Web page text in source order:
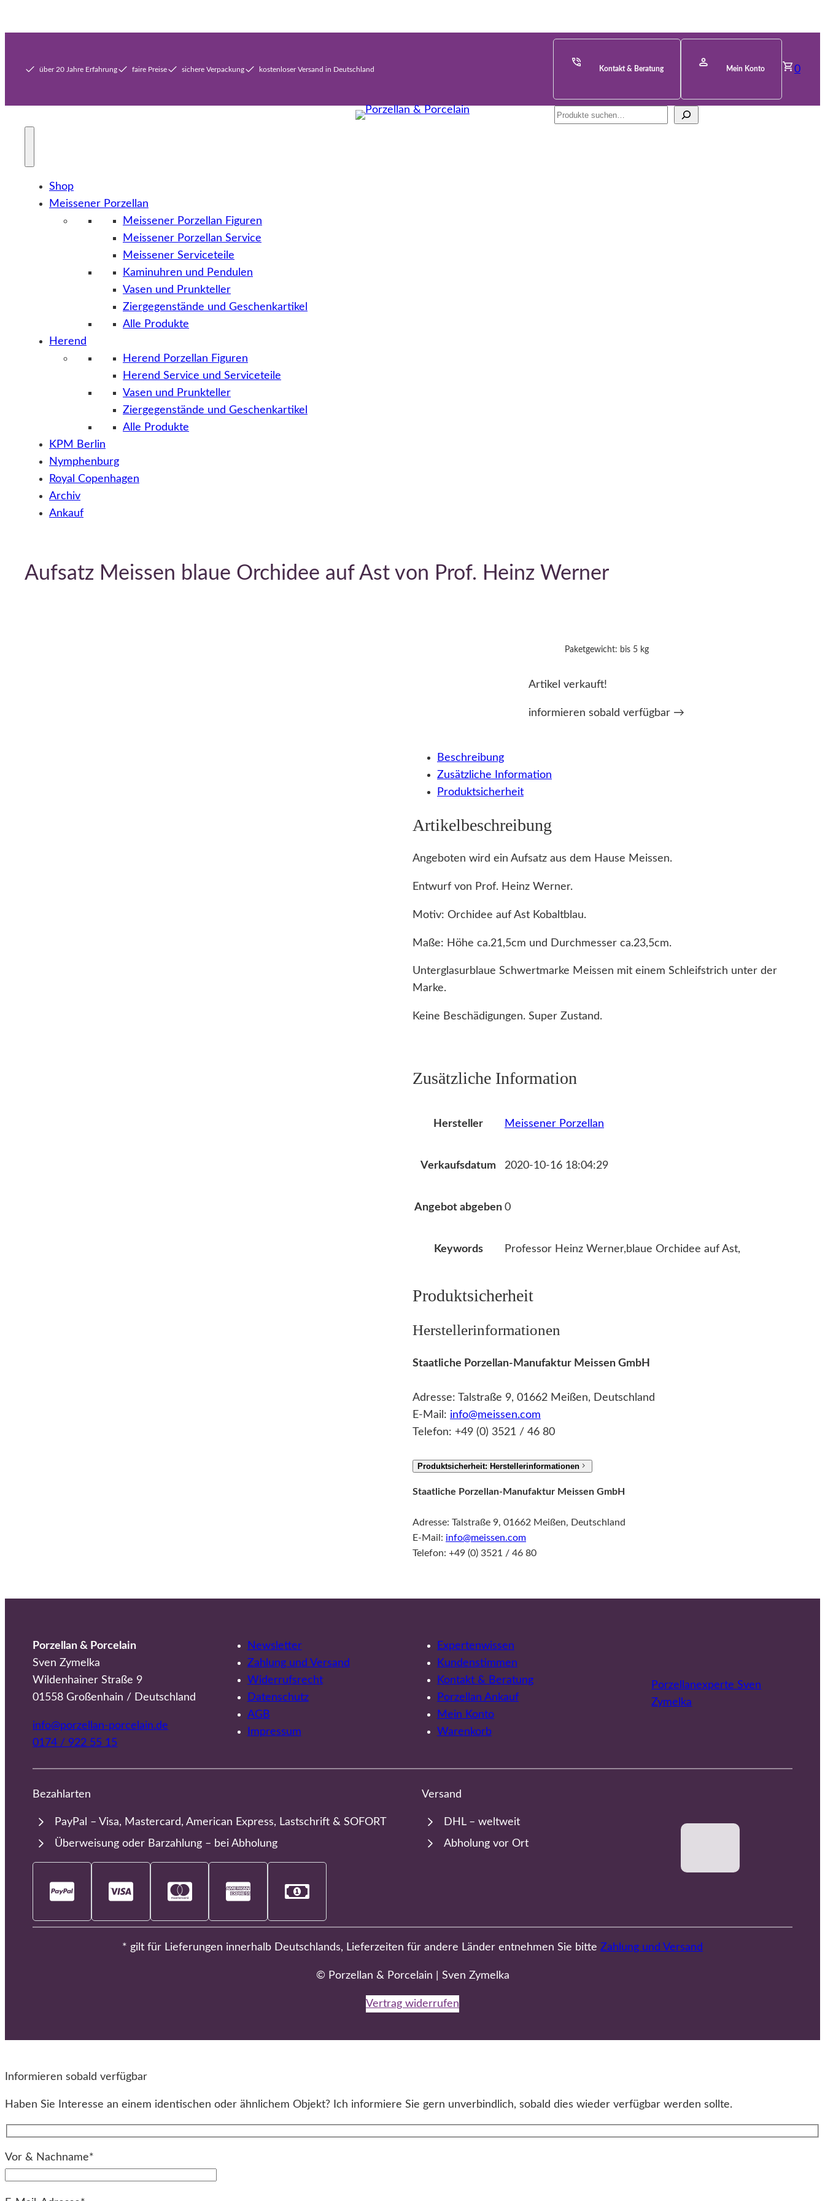
über 20 Jahre Erfahrung faire Preise sichere Verpackung kostenloser Versand in Deutschland Kontakt & Beratung Mein Konto 0
Suche
Shop
Meissener Porzellan
Meissener Porzellan Figuren
Meissener Porzellan Service
Meissener Serviceteile
Kaminuhren und Pendulen
Vasen und Prunkteller
Ziergegenstände und Geschenkartikel
Alle Produkte
Herend
Herend Porzellan Figuren
Herend Service und Serviceteile
Vasen und Prunkteller
Ziergegenstände und Geschenkartikel
Alle Produkte
KPM Berlin
Nymphenburg
Royal Copenhagen
Archiv
Ankauf
Aufsatz Meissen blaue Orchidee auf Ast von Prof. Heinz Werner
Paketgewicht: bis 5 kg
Artikel verkauft!
informieren sobald verfügbar →
Beschreibung
Zusätzliche Information
Produktsicherheit
Artikelbeschreibung
Angeboten wird ein Aufsatz aus dem Hause Meissen.
Entwurf von Prof. Heinz Werner.
Motiv: Orchidee auf Ast Kobaltblau.
Maße: Höhe ca.21,5cm und Durchmesser ca.23,5cm.
Unterglasurblaue Schwertmarke Meissen mit einem Schleifstrich unter der
Marke.
Keine Beschädigungen. Super Zustand.
Zusätzliche Information
Hersteller Meissener Porzellan
Verkaufsdatum 2020-10-16 18:04:29
Angebot abgeben 0
Keywords Professor Heinz Werner,blaue Orchidee auf Ast,
Produktsicherheit
Herstellerinformationen
Staatliche Porzellan-Manufaktur Meissen GmbH
Adresse: Talstraße 9, 01662 Meißen, Deutschland
E-Mail: info@meissen.com
Telefon: +49 (0) 3521 / 46 80
Produktsicherheit: Herstellerinformationen
Staatliche Porzellan-Manufaktur Meissen GmbH
Adresse: Talstraße 9, 01662 Meißen, Deutschland
E-Mail: info@meissen.com
Telefon: +49 (0) 3521 / 46 80
Porzellan & Porcelain
Sven Zymelka
Wildenhainer Straße 9
01558 Großenhain / Deutschland
info@porzellan-porcelain.de
0174 / 922 55 15
Newsletter
Zahlung und Versand
Widerrufsrecht
Datenschutz
AGB
Impressum
Expertenwissen
Kundenstimmen
Kontakt & Beratung
Porzellan Ankauf
Mein Konto
Warenkorb
Porzellanexperte Sven
Zymelka
Bezahlarten
PayPal – Visa, Mastercard, American Express, Lastschrift & SOFORT
Überweisung oder Barzahlung – bei Abholung
Versand
DHL – weltweit
Abholung vor Ort
* gilt für Lieferungen innerhalb Deutschlands, Lieferzeiten für andere Länder entnehmen Sie bitte Zahlung und Versand
© Porzellan & Porcelain | Sven Zymelka
Vertrag widerrufen
Informieren sobald verfügbar
Haben Sie Interesse an einem identischen oder ähnlichem Objekt? Ich informiere Sie gern unverbindlich, sobald dies wieder verfügbar werden sollte.
Vor & Nachname*